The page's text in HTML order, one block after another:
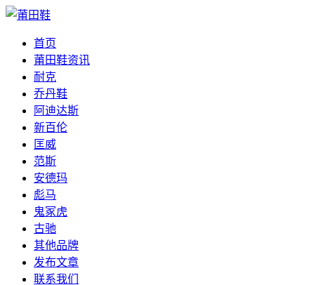
首页
莆田鞋资讯
耐克
乔丹鞋
阿迪达斯
新百伦
匡威
范斯
安德玛
彪马
鬼冢虎
古驰
其他品牌
发布文章
联系我们